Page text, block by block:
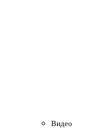
Видео